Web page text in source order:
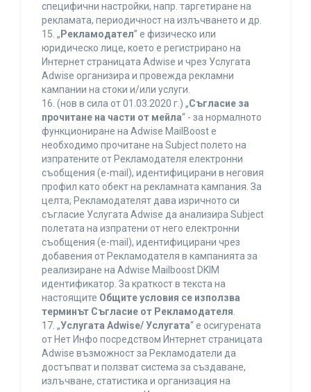
специфични настройки, напр. таргетиране на
рекламата, периодичност на излъчването и др.
15. „ Рекламодател” е физическо или
юридическо лице, което е регистрирано на
Интернет страницата Adwise и чрез Услугата
Adwise организира и провежда рекламни
кампании на стоки и/или услуги.
16. (нов в сила от 01.03.2020 г.) „Съгласие за
прочитане на части от мейла“ - за нормалното
функциониране на Adwise MailBoost е
необходимо прочитане на Subject полето на
изпратените от Рекламодателя електронни
съобщения (e-mail), идентифицирани в неговия
профил като обект на рекламната кампания. За
целта, Рекламодателят дава изричното си
съгласие Услугата Adwise да анализира Subject
полетата на изпратени от него електронни
съобщения (e-mail), идентифицирани чрез
добавения от Рекламодателя в кампанията за
реализиране на Adwise Mailboost DKIM
идентификатор. За краткост в текста на
настоящите Общите условия се използва
терминът Съгласие от Рекламодателя.
17. „Услугата Adwise/ Услугата“ е осигурената
от Нет Инфо посредством Интернет страницата
Adwise възможност за Рекламодатели да
достъпват и ползват система за създаване,
излъчване, статистика и организация на